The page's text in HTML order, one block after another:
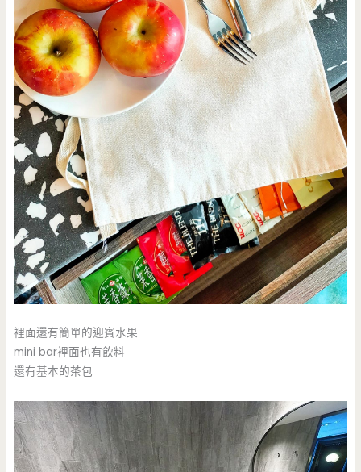
裡面還有簡單的迎賓水果
mini bar裡面也有飲料
還有基本的茶包